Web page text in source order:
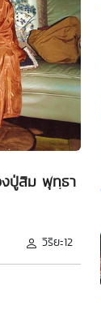
งปู่สิม พุทฺธา
วิริยะ12